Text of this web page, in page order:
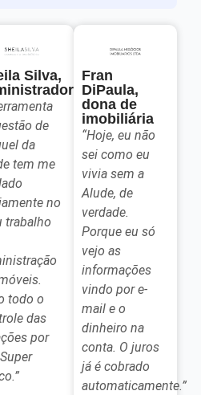
Silva,
de
da
tem me
no
trabalho
todo o
das
por
Fran
DiPaula,
dona de
imobiliária
“Hoje, eu não
sei como eu
vivia sem a
Alude, de
verdade.
Porque eu só
vejo as
informações
vindo por e-
mail e o
dinheiro na
conta. O juros
já é cobrado
automaticamente.”